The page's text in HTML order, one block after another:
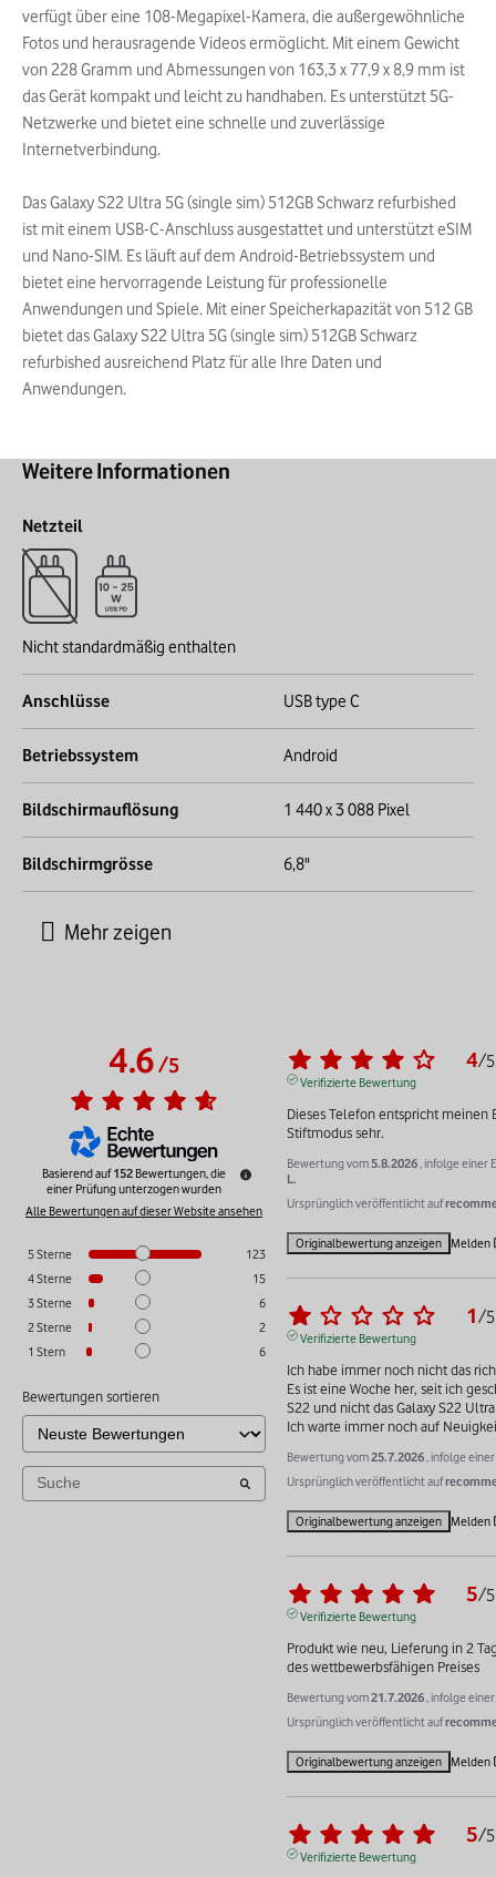
verfügt über eine 108-Megapixel-Kamera, die außergewöhnliche
Fotos und herausragende Videos ermöglicht. Mit einem Gewicht
von 228 Gramm und Abmessungen von 163,3 x 77,9 x 8,9 mm ist
das Gerät kompakt und leicht zu handhaben. Es unterstützt 5G-
Netzwerke und bietet eine schnelle und zuverlässige
Internetverbindung.
Das Galaxy S22 Ultra 5G (single sim) 512GB Schwarz refurbished
ist mit einem USB-C-Anschluss ausgestattet und unterstützt eSIM
und Nano-SIM. Es läuft auf dem Android-Betriebssystem und
bietet eine hervorragende Leistung für professionelle
Anwendungen und Spiele. Mit einer Speicherkapazität von 512 GB
bietet das Galaxy S22 Ultra 5G (single sim) 512GB Schwarz
refurbished ausreichend Platz für alle Ihre Daten und
Anwendungen.
Weitere Informationen
Netzteil
Nicht standardmäßig enthalten
Anschlüsse USB type C
Betriebssystem Android
Bildschirmauflösung 1 440 x 3 088 Pixel
Bildschirmgrösse 6,8"
4.6/5
Basierend auf152 Bewertungen, die
einer Prüfung unterzogen wurden
Alle Bewertungen auf dieser Website ansehen
5Sterne
123
4Sterne
15
3Sterne
6
2Sterne
2
1 Stern 6
Bewertungen sortieren
4/5
Verifizierte Bewertung
Dieses Telefon entspricht meinen
Stiftmodus sehr.
Bewertung vom5.8.2026 , infolge einer
L.
Ursprünglich veröffentlicht auf
Originalbewertung anzeigen Melden
1/5
Verifizierte Bewertung
Ich habe immer noch nicht das
Es ist eine Woche her, seit ich
S22 und nicht das Galaxy S22
Ich warte immer noch auf
Bewertung vom25.7.2026 , infolge
Ursprünglich veröffentlicht auf
Originalbewertung anzeigen Melden
5/5
Verifizierte Bewertung
Produkt wie neu, Lieferung in 2
des wettbewerbsfähigen Preises
Bewertung vom21.7.2026 , infolge
Ursprünglich veröffentlicht auf
Originalbewertung anzeigen Melden
5/5
Verifizierte Bewertung